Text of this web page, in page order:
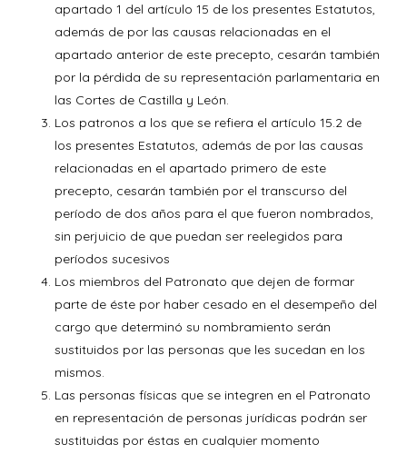
apartado 1 del artículo 15 de los presentes Estatutos,
además de por las causas relacionadas en el
apartado anterior de este precepto, cesarán también
por la pérdida de su representación parlamentaria en
las Cortes de Castilla y León.
Los patronos a los que se refiera el artículo 15.2 de
los presentes Estatutos, además de por las causas
relacionadas en el apartado primero de este
precepto, cesarán también por el transcurso del
período de dos años para el que fueron nombrados,
sin perjuicio de que puedan ser reelegidos para
períodos sucesivos
Los miembros del Patronato que dejen de formar
parte de éste por haber cesado en el desempeño del
cargo que determinó su nombramiento serán
sustituidos por las personas que les sucedan en los
mismos.
Las personas físicas que se integren en el Patronato
en representación de personas jurídicas podrán ser
sustituidas por éstas en cualquier momento